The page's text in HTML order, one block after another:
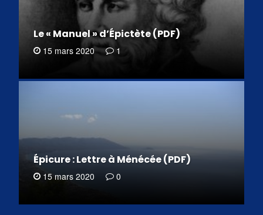
Le « Manuel » d’Épictète (PDF)
15 mars 2020 1
Épicure : Lettre à Ménécée (PDF)
15 mars 2020 0